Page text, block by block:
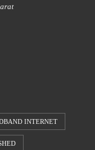
INTERNET